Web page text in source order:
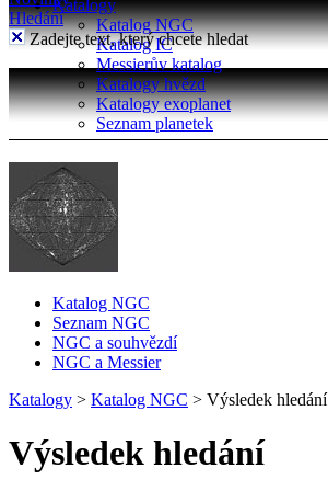
Katalogy
Katalog NGC
Katalog IC
Messierův katalog
Katalogy hvězd
Katalogy exoplanet
Seznam planetek
Hledání
Zadejte text, který chcete hledat
Katalog NGC
Seznam NGC
NGC a souhvězdí
NGC a Messier
Katalogy > Katalog NGC > Výsledek hledání
Výsledek hledání